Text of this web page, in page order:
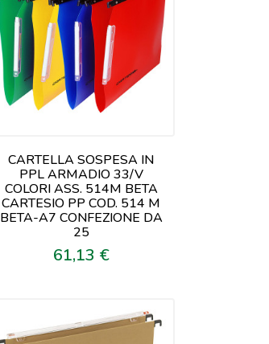
CARTELLA SOSPESA IN
PPL ARMADIO 33/V
COLORI ASS. 514M BETA
CARTESIO PP COD. 514 M
BETA-A7 CONFEZIONE DA
25
Prezzo
61,13 €